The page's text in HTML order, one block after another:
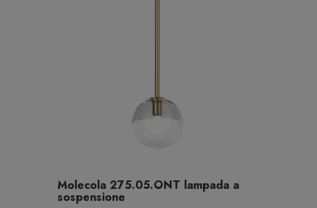
Molecola 275.05.ONT lampada a
sospensione